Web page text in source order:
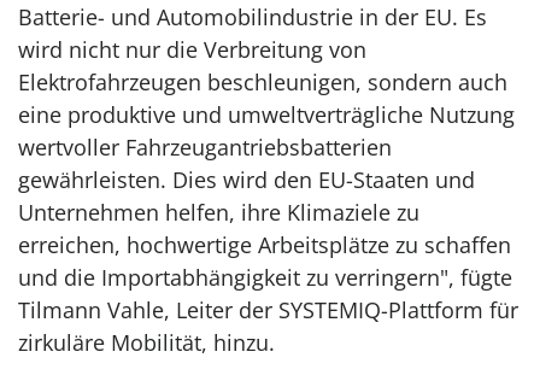
Batterie- und Automobilindustrie in der EU. Es
wird nicht nur die Verbreitung von
Elektrofahrzeugen beschleunigen, sondern auch
eine produktive und umweltverträgliche Nutzung
wertvoller Fahrzeugantriebsbatterien
gewährleisten. Dies wird den EU-Staaten und
Unternehmen helfen, ihre Klimaziele zu
erreichen, hochwertige Arbeitsplätze zu schaffen
und die Importabhängigkeit zu verringern", fügte
Tilmann Vahle, Leiter der SYSTEMIQ-Plattform für
zirkuläre Mobilität, hinzu.